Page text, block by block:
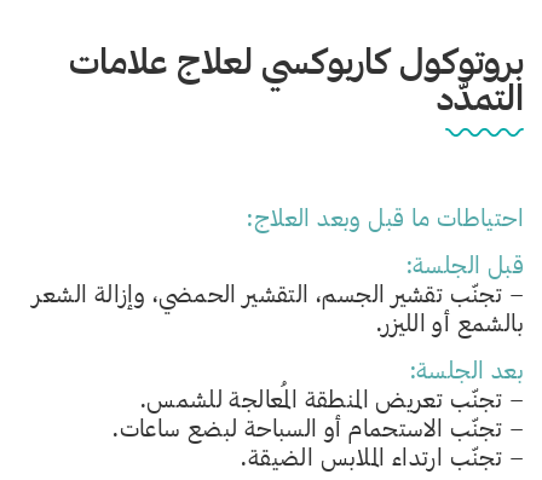
بروتوكول كاربوكسي لعلاج علامات
التمدّد
احتياطات ما قبل وبعد العلاج:
قبل الجلسة:
– تجنّب تقشير الجسم، التقشير الحمضي، وإزالة الشعر
بالشمع أو الليزر.
بعد الجلسة:
– تجنّب تعريض المنطقة المُعالجة للشمس.
– تجنّب الاستحمام أو السباحة لبضع ساعات.
– تجنّب ارتداء الملابس الضيقة.